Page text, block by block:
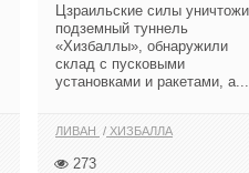
Цзраильские силы
подземный туннель
«Хизбаллы», обнаружили
склад с пусковыми
установками и ракетами, а...
ЛИВАН ХИЗБАЛЛА
273